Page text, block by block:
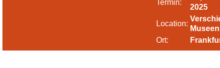
Termin:
2025
Location:
Museen
Ort: